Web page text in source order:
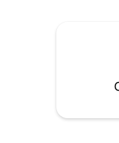
gratuito.
inspirados
Estação de
Perfeito
Eugene